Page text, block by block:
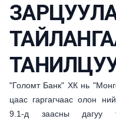
"Голомт Банк" ХК нь
цаас гаргагчаас олон
9.1-д заасны дагуу